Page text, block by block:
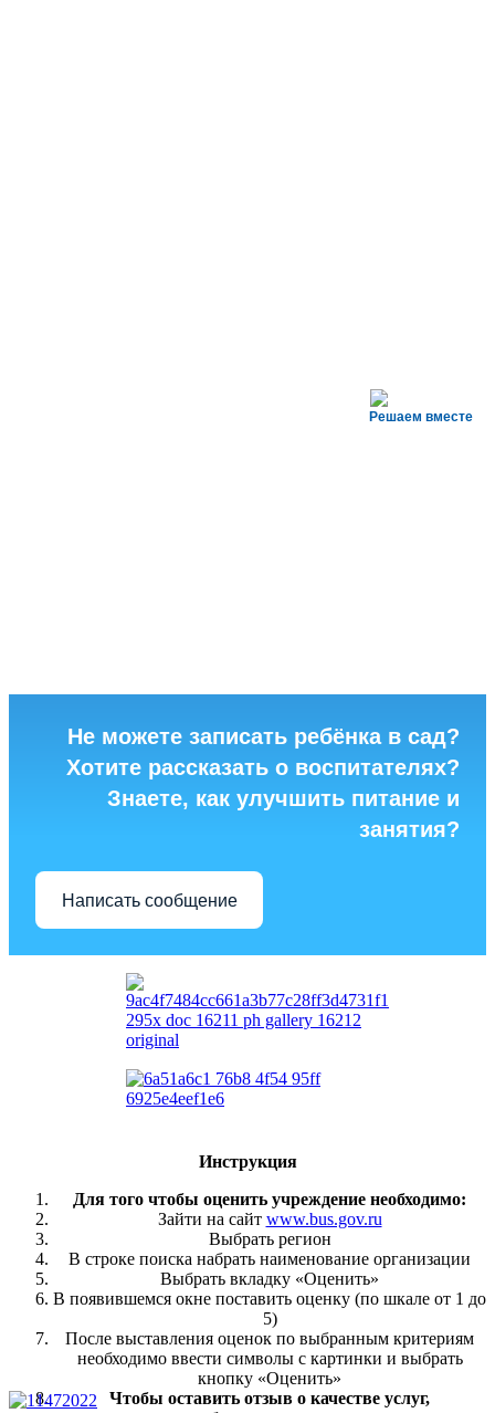
Решаем вместе
Не можете записать ребёнка в сад?
Хотите рассказать о воспитателях?
Знаете, как улучшить питание и
занятия?
Написать сообщение
Инструкция
Для того чтобы оценить учреждение необходимо:
Зайти на сайт www.bus.gov.ru
Выбрать регион
В строке поиска набрать наименование организации
Выбрать вкладку «Оценить»
В появившемся окне поставить оценку (по шкале от 1 до
5)
После выставления оценок по выбранным критериям
необходимо ввести символы с картинки и выбрать
кнопку «Оценить»
Чтобы оставить отзыв о качестве услуг,